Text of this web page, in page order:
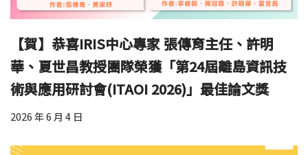
【賀】恭喜IRIS中心專家 張傳育主任、許明
華、夏世昌教授團隊榮獲「第24屆離島資訊技
術與應用研討會(ITAOI 2026)」最佳論文獎
2026 年 6 月 4 日